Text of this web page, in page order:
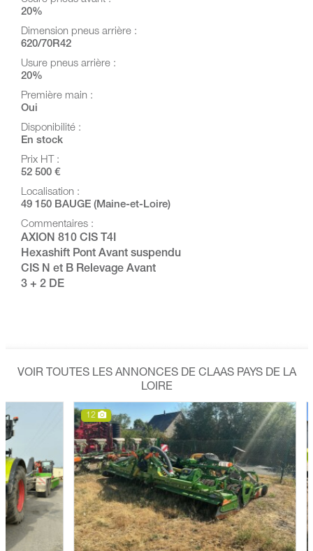
20%
Dimension pneus arrière :
620/70R42
Usure pneus arrière :
20%
Première main :
Oui
Disponibilité :
En stock
Prix HT :
52 500 €
Localisation :
49 150 BAUGE (Maine-et-Loire)
Commentaires :
AXION 810 CIS T4I
Hexashift Pont Avant suspendu
CIS N et B Relevage Avant
3 + 2 DE
VOIR TOUTES LES ANNONCES DE CLAAS PAYS DE LA
LOIRE
12